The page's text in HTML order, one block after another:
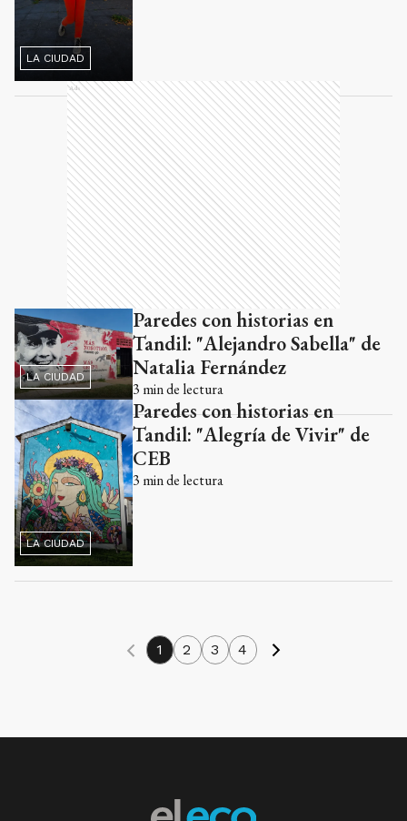
LA CIUDAD
Ads
LA CIUDAD
Paredes con historias en
Tandil: "Alejandro Sabella" de
Natalia Fernández
3 min de lectura
LA CIUDAD
Paredes con historias en
Tandil: "Alegría de Vivir" de
CEB
3 min de lectura
1 2 3 4